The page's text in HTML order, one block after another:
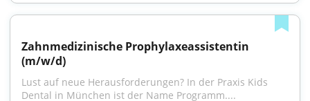
Zahnmedizinische Prophylaxeassistentin
(m/w/d)
Lust auf neue Herausforderungen? In der Praxis Kids
Dental in München ist der Name Programm....